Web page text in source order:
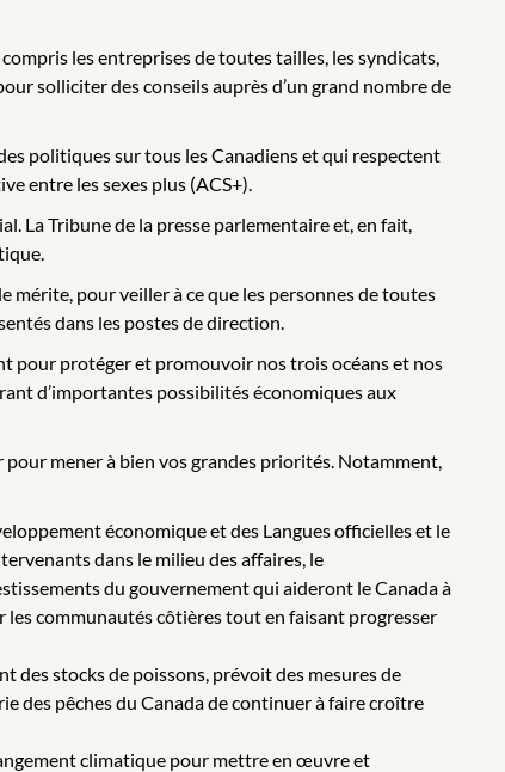
les entreprises de toutes tailles, les syndicats,
solliciter des conseils auprès d’un grand nombre de
politiques sur tous les Canadiens et qui respectent
entre les sexes plus (ACS+).
La Tribune de la presse parlementaire et, en fait,
mérite, pour veiller à ce que les personnes de toutes
dans les postes de direction.
pour protéger et promouvoir nos trois océans et nos
d’importantes possibilités économiques aux
pour mener à bien vos grandes priorités. Notamment,
économique et des Langues officielles et le
dans le milieu des affaires, le
du gouvernement qui aideront le Canada à
les communautés côtières tout en faisant progresser
stocks de poissons, prévoit des mesures de
des pêches du Canada de continuer à faire croître
climatique pour mettre en œuvre et